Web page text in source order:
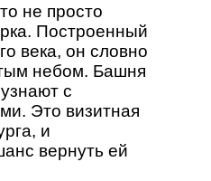
не просто
Построенный
века, он словно
небом. Башня
с
Это визитная
и
вернуть ей